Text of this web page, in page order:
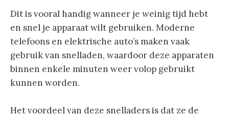
Dit is vooral handig wanneer je weinig tijd hebt
en snel je apparaat wilt gebruiken. Moderne
telefoons en elektrische auto’s maken vaak
gebruik van snelladen, waardoor deze apparaten
binnen enkele minuten weer volop gebruikt
kunnen worden.
Het voordeel van deze snelladers is dat ze de